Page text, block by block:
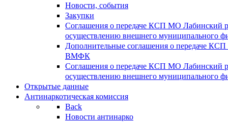
Новости, события
Закупки
Соглашения о передаче КСП МО Лабинский
осуществлению внешнего муниципального
Дополнительные соглашения о передаче
ВМФК
Соглашения о передаче КСП МО Лабинский
осуществлению внешнего муниципального
Открытые данные
Антинаркотическая комиссия
Back
Новости антинарко